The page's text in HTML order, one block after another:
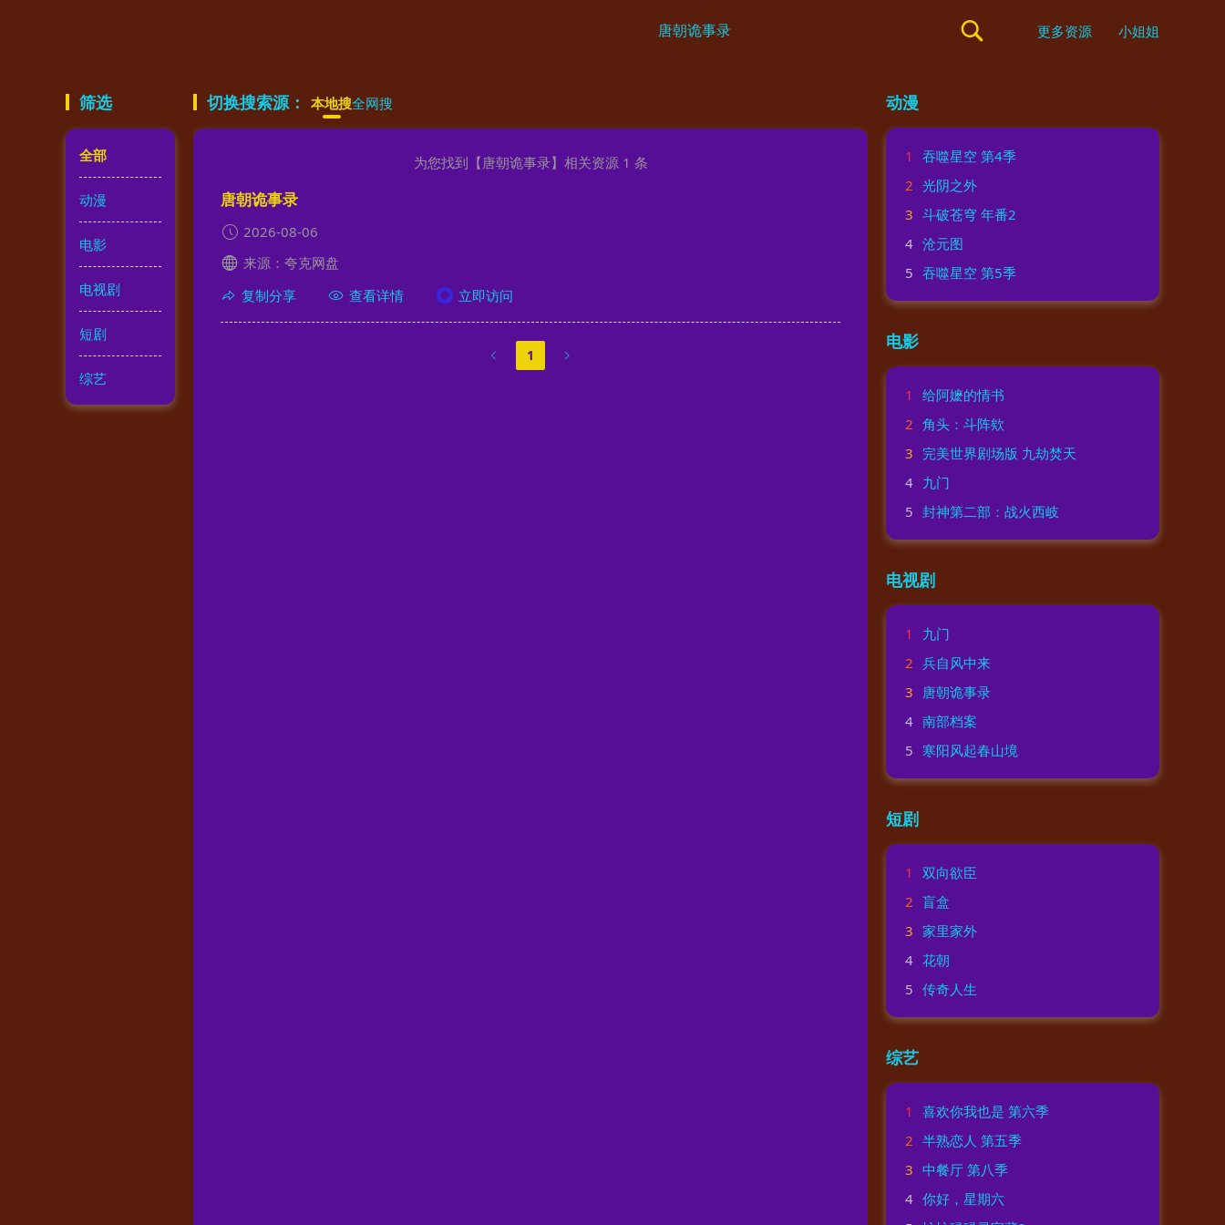
更多资源 小姐姐
筛选
全部
动漫
电影
电视剧
短剧
综艺
切换搜索源： 本地搜全网搜
为您找到【唐朝诡事录】相关资源1 条
唐朝诡事录
2026-08-06
来源：夸克网盘
复制分享
查看详情 立即访问
1
动漫
1
吞噬星空 第4季
2 光阴之外
3 斗破苍穹 年番2
4 沧元图
5 吞噬星空 第5季
电影
1
给阿嬷的情书
2 角头：斗阵欸
3 完美世界剧场版 九劫焚天
4 九门
5 封神第二部：战火西岐
电视剧
1
九门
2 兵自风中来
3 唐朝诡事录
4 南部档案
5 寒阳风起春山境
短剧
1
双向欲臣
2 盲盒
3 家里家外
4 花朝
5 传奇人生
综艺
1
喜欢你我也是 第六季
2 半熟恋人 第五季
3 中餐厅 第八季
4 你好，星期六